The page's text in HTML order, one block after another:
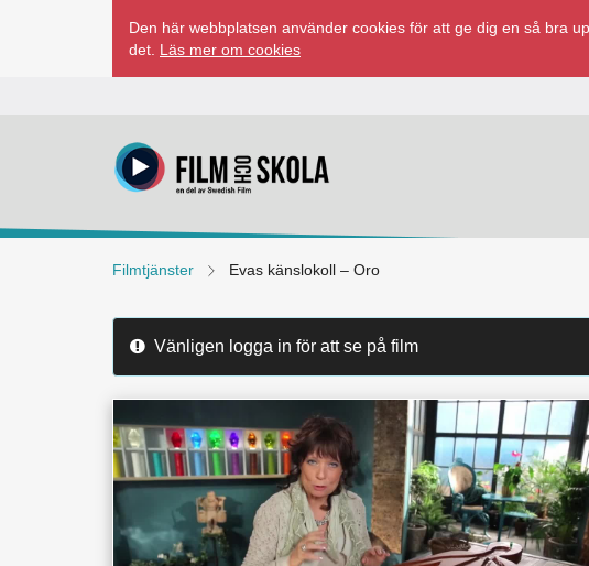
Den här webbplatsen använder cookies för att ge dig en så bra
det. Läs mer om cookies
Filmtjänster Evas känslokoll – Oro
Vänligen logga in för att se på film